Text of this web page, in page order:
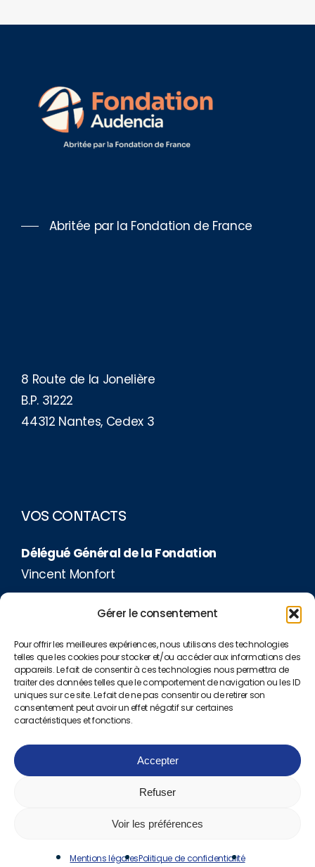
Gérer le consentement
Pour offrir les meilleures expériences, nous utilisons des technologies
telles que les cookies pour stocker et/ou accéder aux informations des
appareils. Le fait de consentir à ces technologies nous permettra de
traiter des données telles que le comportement de navigation ou les ID
uniques sur ce site. Le fait de ne pas consentir ou de retirer son
consentement peut avoir un effet négatif sur certaines
caractéristiques et fonctions.
Accepter
Refuser
Voir les préférences
Mentions légalesPolitique de confidentialité
Abritée par la Fondation de France
8 Route de la Jonelière
B.P. 31222
44312 Nantes, Cedex 3
VOS CONTACTS
Délégué Général de la Fondation
Vincent Monfort
Responsable des Opérations
Mélanie Thomas Baillard
mthomasbaillard@audencia.com